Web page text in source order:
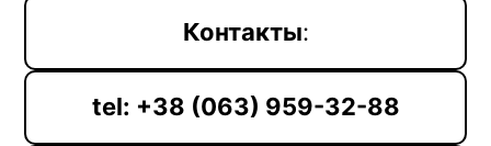
Контакты:
tel: +38 (063) 959-32-88